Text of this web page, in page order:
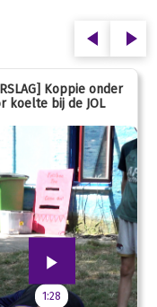
Koppie onder
koelte bij de JOL
1:28